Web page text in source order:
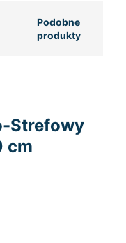
Podobne
produkty
Strefowy
cm